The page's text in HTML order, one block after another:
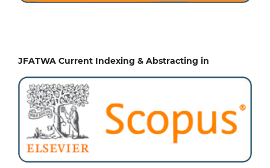
JFATWA Current Indexing & Abstracting in